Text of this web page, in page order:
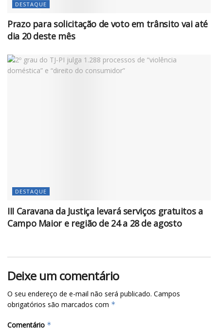
DESTAQUE
Prazo para solicitação de voto em trânsito vai até
dia 20 deste mês
DESTAQUE
III Caravana da Justiça levará serviços gratuitos a
Campo Maior e região de 24 a 28 de agosto
Deixe um comentário
O seu endereço de e-mail não será publicado. Campos
obrigatórios são marcados com *
Comentário *